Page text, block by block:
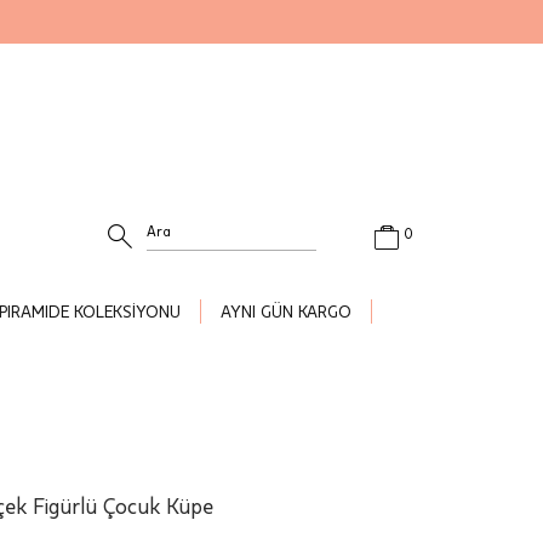
PIRAMIDE KOLEKSİYONU AYNI GÜN KARGO
0
Figürlü Çocuk Küpe